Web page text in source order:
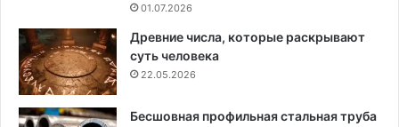
01.07.2026
Древние числа, которые раскрывают
суть человека
22.05.2026
Бесшовная профильная стальная труба